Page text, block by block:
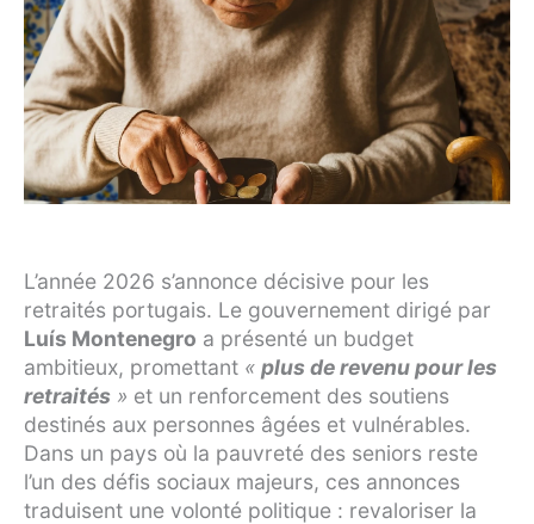
L’année 2026 s’annonce décisive pour les
retraités portugais. Le gouvernement dirigé par
Luís Montenegro a présenté un budget
ambitieux, promettant « plus de revenu pour les
retraités » et un renforcement des soutiens
destinés aux personnes âgées et vulnérables.
Dans un pays où la pauvreté des seniors reste
l’un des défis sociaux majeurs, ces annonces
traduisent une volonté politique : revaloriser la